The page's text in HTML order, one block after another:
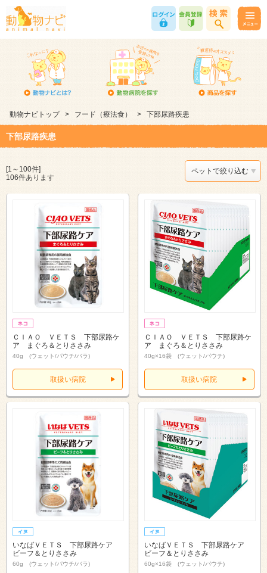
動物ナビトップ > フード（療法食） > 下部尿路疾患
下部尿路疾患
[1～100件]
106件あります
ペットで絞り込む
ＣＩＡＯ ＶＥＴＳ 下部尿路ケ
ア まぐろ＆とりささみ
40g (ウェット/パウチ/バラ)
取扱い病院
ＣＩＡＯ ＶＥＴＳ 下部尿路ケ
ア まぐろ＆とりささみ
40g×16袋 (ウェット/パウチ)
取扱い病院
いなばＶＥＴＳ 下部尿路ケア
ビーフ＆とりささみ
60g (ウェット/パウチ/バラ)
いなばＶＥＴＳ 下部尿路ケア
ビーフ＆とりささみ
60g×16袋 (ウェット/パウチ)